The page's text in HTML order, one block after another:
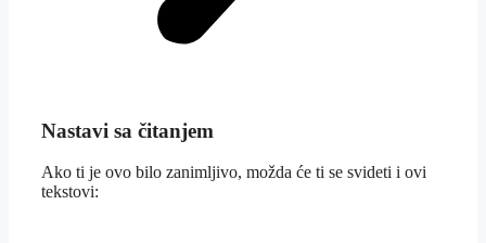
Nastavi sa čitanjem
Ako ti je ovo bilo zanimljivo, možda će ti se svideti i ovi
tekstovi: